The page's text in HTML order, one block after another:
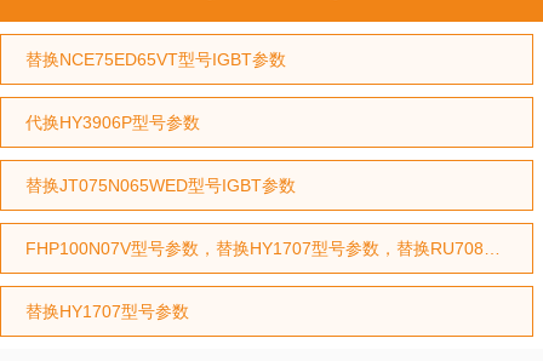
替换NCE75ED65VT型号IGBT参数
代换HY3906P型号参数
替换JT075N065WED型号IGBT参数
替换HY1707型号参数